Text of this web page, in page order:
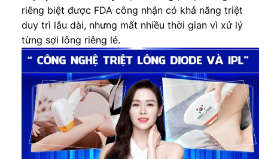
riêng biệt được FDA công nhận có khả năng triệt
duy trì lâu dài, nhưng mất nhiều thời gian vì xử lý
từng sợi lông riêng lẻ.